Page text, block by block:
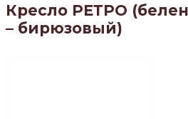
Кресло РЕТРО
– бирюзовый)